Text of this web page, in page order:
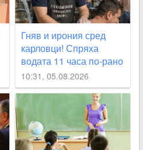
Гняв и ирония сред
карловци! Спряха
водата 11 часа по-рано
от обявеното
10:31, 05.08.2026